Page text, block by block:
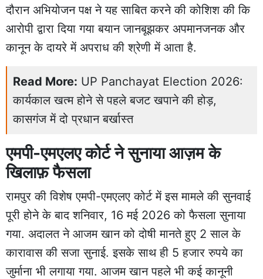
दौरान अभियोजन पक्ष ने यह साबित करने की कोशिश की कि
आरोपी द्वारा दिया गया बयान जानबूझकर अपमानजनक और
कानून के दायरे में अपराध की श्रेणी में आता है.
Read More: UP Panchayat Election 2026:
कार्यकाल खत्म होने से पहले बजट खपाने की होड़,
कासगंज में दो प्रधान बर्खास्त
एमपी-एमएलए कोर्ट ने सुनाया आज़म के
खिलाफ़ फैसला
रामपुर की विशेष एमपी-एमएलए कोर्ट में इस मामले की सुनवाई
पूरी होने के बाद शनिवार, 16 मई 2026 को फैसला सुनाया
गया. अदालत ने आजम खान को दोषी मानते हुए 2 साल के
कारावास की सजा सुनाई. इसके साथ ही 5 हजार रुपये का
जुर्माना भी लगाया गया. आजम खान पहले भी कई कानूनी